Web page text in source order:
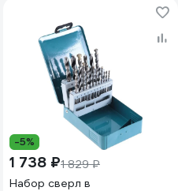
-5%
1 738 ₽1 829 ₽
Набор сверл в